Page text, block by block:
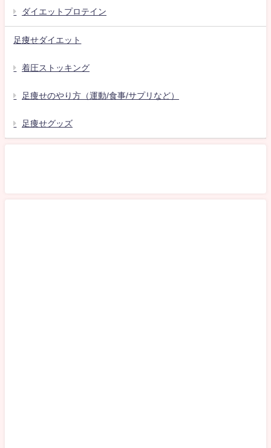
ダイエットプロテイン
足痩せダイエット
着圧ストッキング
足痩せのやり方（運動/食事/サプリなど）
足痩せグッズ